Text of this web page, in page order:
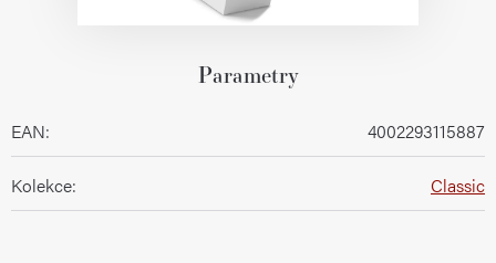
Parametry
EAN: 4002293115887
Kolekce: Classic